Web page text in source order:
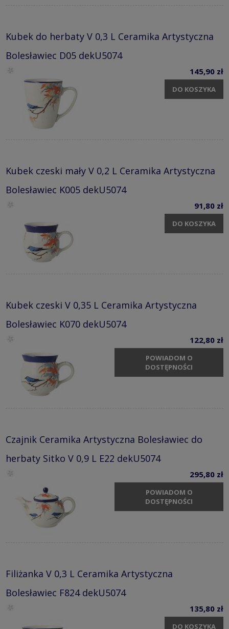
Kubek do herbaty V 0,3 L Ceramika Artystyczna
Bolesławiec D05 dekU5074
145,90 zł
DO KOSZYKA
Kubek czeski mały V 0,2 L Ceramika Artystyczna
Bolesławiec K005 dekU5074
91,80 zł
DO KOSZYKA
Kubek czeski V 0,35 L Ceramika Artystyczna
Bolesławiec K070 dekU5074
122,80 zł
POWIADOM O
DOSTĘPNOŚCI
Czajnik Ceramika Artystyczna Bolesławiec do
herbaty Sitko V 0,9 L E22 dekU5074
295,80 zł
POWIADOM O
DOSTĘPNOŚCI
Filiżanka V 0,3 L Ceramika Artystyczna
Bolesławiec F824 dekU5074
135,80 zł
DO KOSZYKA